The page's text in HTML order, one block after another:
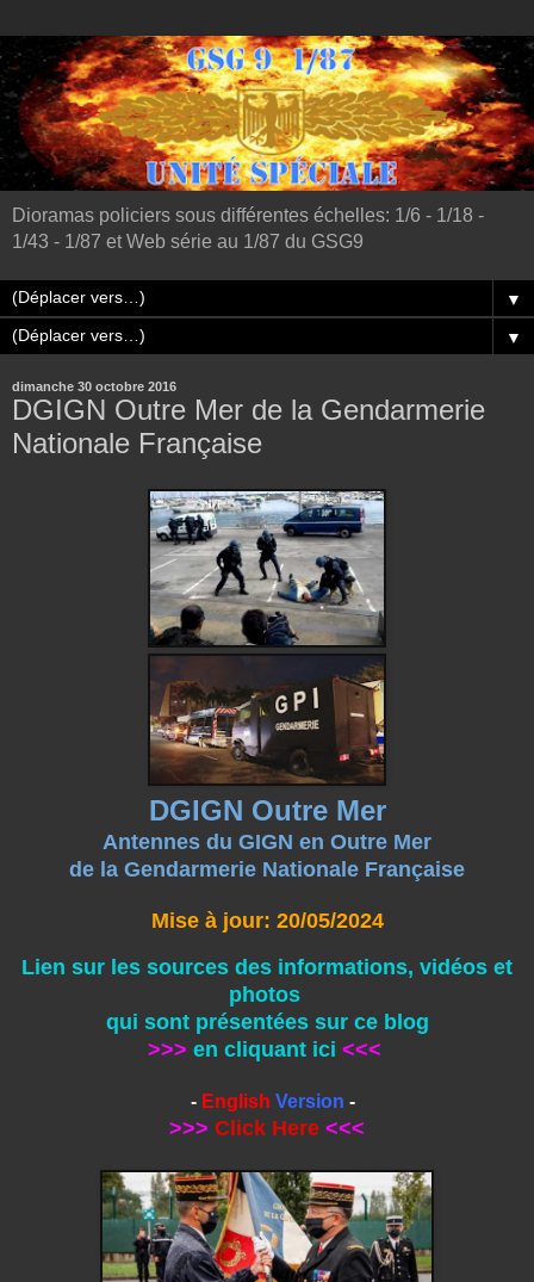
Dioramas policiers sous différentes échelles: 1/6 - 1/18 -
1/43 - 1/87 et Web série au 1/87 du GSG9
▼
▼
dimanche 30 octobre 2016
DGIGN Outre Mer de la Gendarmerie
Nationale Française
DGIGN Outre Mer
Antennes du GIGN en Outre Mer
de la Gendarmerie Nationale Française
Mise à jour: 20/05/2024
Lien sur les sources des informations, vidéos et
photos
qui sont présentées sur ce blog
>>> en cliquant ici <<<
- English Version -
>>> Click Here <<<